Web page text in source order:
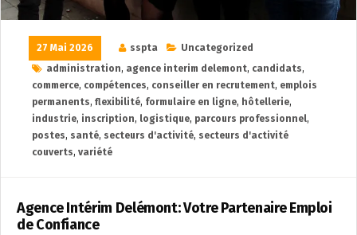
27 Mai 2026 sspta
Uncategorized
administration, agence interim delemont, candidats,
commerce, compétences, conseiller en recrutement, emplois
permanents, flexibilité, formulaire en ligne, hôtellerie,
industrie, inscription, logistique, parcours professionnel,
postes, santé, secteurs d'activité, secteurs d'activité
couverts, variété
Agence Intérim Delémont: Votre Partenaire Emploi
de Confiance